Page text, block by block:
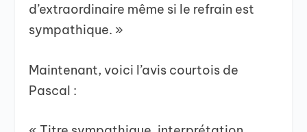
d’extraordinaire même si le refrain est
sympathique. »
Maintenant, voici l’avis courtois de
Pascal :